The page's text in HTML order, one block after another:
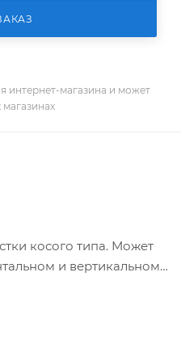
интернет-магазина и может
косого типа. Может
и вертикальном
и никелированы.